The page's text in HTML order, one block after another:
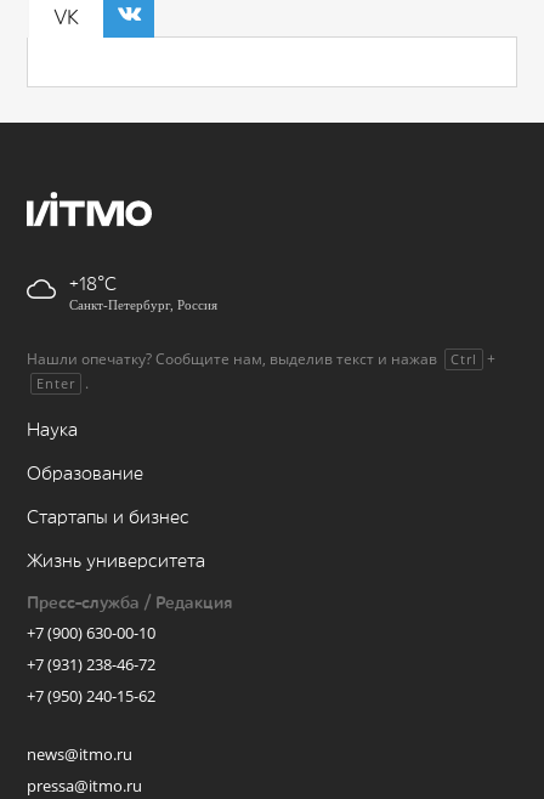
VK
+18
Санкт-Петербург, Россия
Нашли опечатку? Сообщите нам, выделив текст и нажав Ctrl +
Enter .
Наука
Образование
Стартапы и бизнес
Жизнь университета
Пресс-служба / Редакция
+7 (900) 630-00-10
+7 (931) 238-46-72
+7 (950) 240-15-62
news@itmo.ru
pressa@itmo.ru